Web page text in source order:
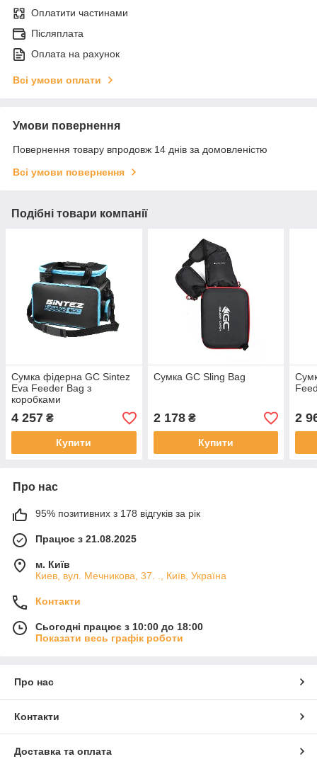
Оплатити частинами
Післяплата
Оплата на рахунок
Всі умови оплати
Умови повернення
Повернення товару впродовж 14 днів за домовленістю
Всі умови повернення
Подібні товари компанії
Сумка фідерна GC Sintez
Eva Feeder Bag з
коробками
4 257 ₴
Купити
Сумка GC Sling Bag
2 178₴
Купити
2
Про нас
95% позитивних з 178 відгуків за рік
Працює з 21.08.2025
м. Київ
Киев, вул. Мечникова, 37. ., Київ, Україна
Контакти
Сьогодні працює з 10:00 до 18:00
Показати весь графік роботи
Про нас
Контакти
Доставка та оплата